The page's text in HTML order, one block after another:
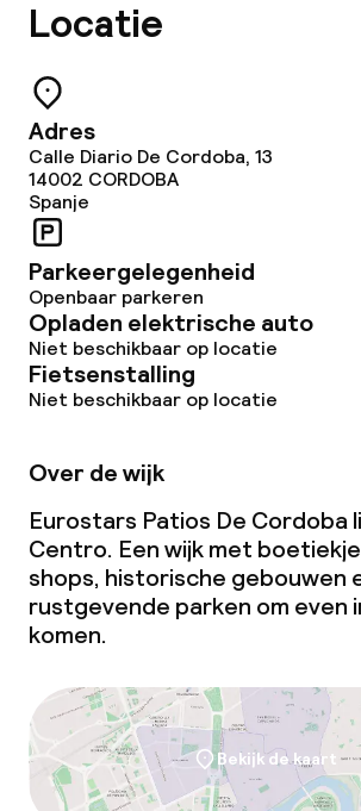
Zakelijke faciliteiten
Conferentieruimte
Vergaderruimte
Beleid
Overal rookvrij
Locatie
Adres
Calle Diario De Cordoba, 13
14002 CORDOBA
Spanje
Parkeergelegenheid
Openbaar parkeren
Opladen elektrische auto
Niet beschikbaar op locatie
Fietsenstalling
Niet beschikbaar op locatie
Over de wijk
Eurostars Patios De Cordoba
Centro. Een wijk met
shops, historische gebouwen
rustgevende parken om even
komen.
Bekijk de kaart